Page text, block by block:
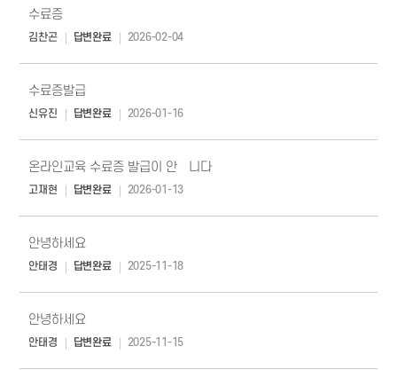
수료증
김찬곤 답변완료 2026-02-04
수료증발급
신유진 답변완료 2026-01-16
온라인교육 수료증 발급이 안됍니다
고재현 답변완료 2026-01-13
안녕하세요
안태경 답변완료 2025-11-18
안녕하세요
안태경 답변완료 2025-11-15